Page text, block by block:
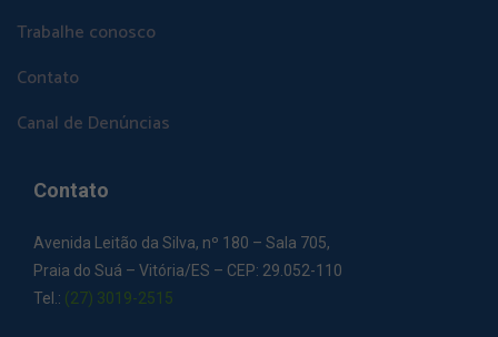
Trabalhe conosco
Contato
Canal de Denúncias
Contato
Avenida Leitão da Silva, nº 180 – Sala 705,
Praia do Suá – Vitória/ES – CEP: 29.052-110
Tel.: (27) 3019-2515